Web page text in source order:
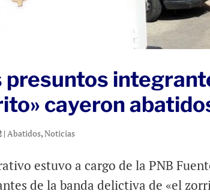
presuntos
cayeron
|Abatidos,Noticias
estuvo a cargo de la PNB
de la banda delictiva de «el